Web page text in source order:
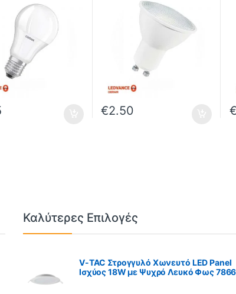
€2.50 €
Καλύτερες Επιλογές
V-TAC Στρογγυλό Χωνευτό LED Panel
Ισχύος 18W με Ψυχρό Λευκό Φως 7866